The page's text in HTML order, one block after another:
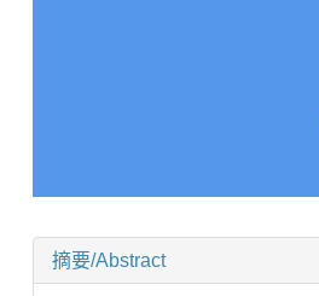
摘要/Abstract